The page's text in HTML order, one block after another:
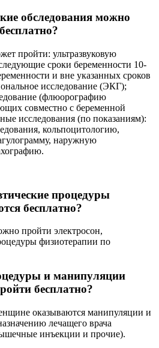
обследования можно
пройти: ультразвуковую
сроки беременности 10-
и вне указанных сроков
исследование (ЭКГ);
(флюорографию
совместно с беременной
исследования (по показаниям):
кольпоцитологию,
наружную
процедуры
бесплатно?
пройти электросон,
физиотерапии по
и манипуляции
бесплатно?
оказываются манипуляции и
лечащего врача
инъекции и прочие).